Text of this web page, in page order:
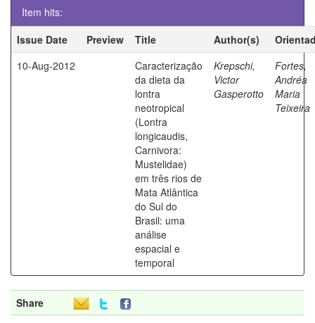
Item hits:
Issue Date
Preview Title Author(s)
10-Aug-2012
Caracterização
da dieta da
lontra
neotropical
(Lontra
longicaudis,
Carnivora:
Mustelidae)
em três rios de
Mata Atlântica
do Sul do
Brasil: uma
análise
espacial e
temporal
Krepschi,
Victor
Gasperotto
Fortes,
Andréa
Maria
Teixeira
Share